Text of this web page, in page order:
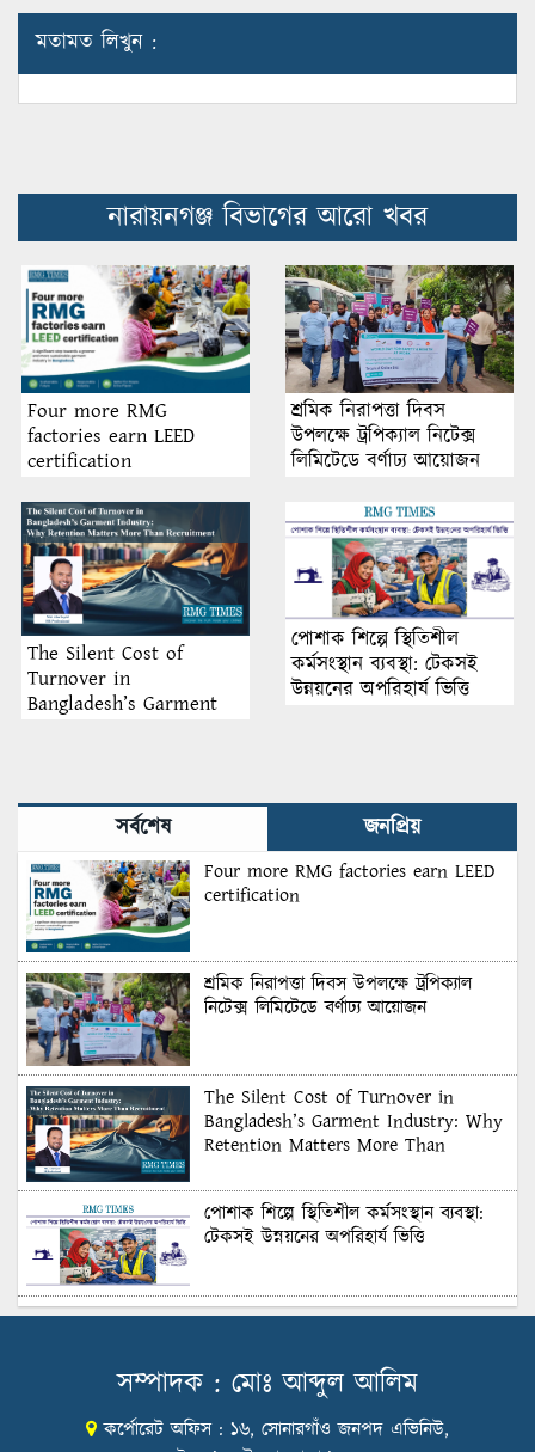
মতামত লিখুন :
নারায়নগঞ্জ বিভাগের আরো খবর
Four more RMG
factories earn LEED
certification
শ্রমিক নিরাপত্তা দিবস
উপলক্ষে ট্রপিক্যাল নিটেক্স
লিমিটেডে বর্ণাঢ্য আয়োজন
The Silent Cost of
Turnover in
Bangladesh’s Garment
পোশাক শিল্পে স্থিতিশীল
কর্মসংস্থান ব্যবস্থা: টেকসই
উন্নয়নের অপরিহার্য ভিত্তি
সর্বশেষ জনপ্রিয়
Four more RMG factories earn LEED
certification
শ্রমিক নিরাপত্তা দিবস উপলক্ষে ট্রপিক্যাল
নিটেক্স লিমিটেডে বর্ণাঢ্য আয়োজন
The Silent Cost of Turnover in
Bangladesh’s Garment Industry: Why
Retention Matters More Than
পোশাক শিল্পে স্থিতিশীল কর্মসংস্থান ব্যবস্থা:
টেকসই উন্নয়নের অপরিহার্য ভিত্তি
শুল্কের দেয়াল ভাঙার সুযোগ: মার্কিন বাজারে
Honoring Excellence: Texstream
সম্পাদক : মোঃ আব্দুল আলিম
কর্পোরেট অফিস : ১৬, সোনারগাঁও জনপদ এভিনিউ,